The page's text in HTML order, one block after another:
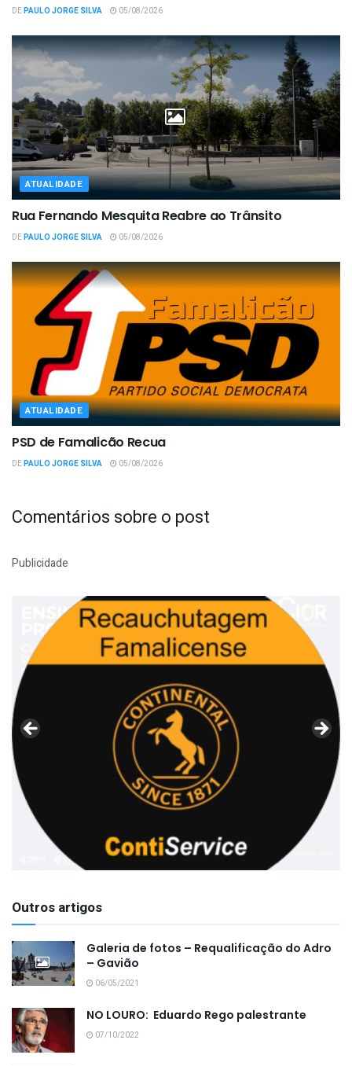
DEPAULO JORGE SILVA 05/08/2026
ATUALIDADE
Rua Fernando Mesquita Reabre ao Trânsito
DEPAULO JORGE SILVA 05/08/2026
ATUALIDADE
PSD de Famalicão Recua
DEPAULO JORGE SILVA 05/08/2026
Comentários sobre o post
Publicidade
Outros artigos
Galeria de fotos – Requalificação do Adro
– Gavião
06/05/2021
NO LOURO: Eduardo Rego palestrante
07/10/2022